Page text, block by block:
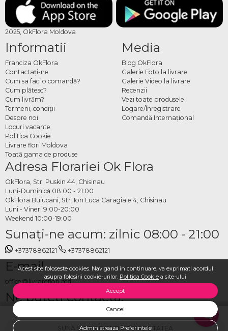
Acest site foloseste cookies. Navigand in continuare, va exprimati acordul
asupra folosirii cookie-urilor. Politica Cookie a site-ului
Accept
Cancel
Administreaza Preferintele
SUNA SI VERIFICA DISPONIBILITATEA
2025, OkFlora Moldova
Informatii
Franciza OkFlora
Contactaţi-ne
Cum sa faci o comandă?
Cum plătesc?
Cum livrăm?
Termeni, condiţii
Despre noi
Locuri vacante
Politica Cookie
Livrare flori Moldova
Toată gama de produse
Media
Blog OkFlora
Galerie Foto la livrare
Galerie Video la livrare
Recenzii
Vezi toate produsele
Logare/Înregistrare
Comandă Internațional
Adresa Florariei Ok Flora
OkFlora, Str. Puskin 44, Chisinau
Luni-Duminică 08:00 - 21:00
OkFlora Buiucani, Str. Ion Luca Caragiale 4, Chisinau
Luni - Vineri 9:00-20:00
Weekend 10:00-19:00
Sunaţi-ne acum: zilnic 08:00 - 21:00
+37378862121 +37378862121
E-mail
office@livrareflori.md
Ne puteți contacta:
whatsapp